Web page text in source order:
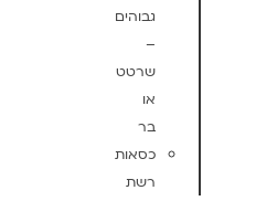
גבוהים
–
שרטט
או
בר
כסאות
רשת